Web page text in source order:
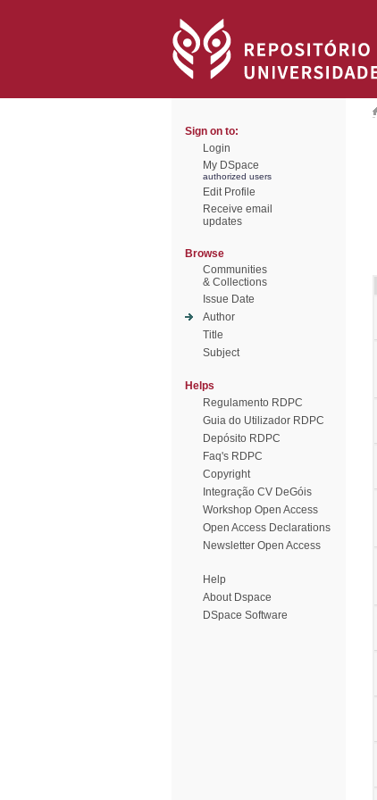
Sign on to:
Login
My DSpace
authorized users
Edit Profile
Receive email
updates
Browse
Communities
& Collections
Issue Date
Author
Title
Subject
Helps
Regulamento RDPC
Guia do Utilizador RDPC
Depósito RDPC
Faq's RDPC
Copyright
Integração CV DeGóis
Workshop Open Access
Open Access Declarations
Newsletter Open Access
Help
About Dspace
DSpace Software